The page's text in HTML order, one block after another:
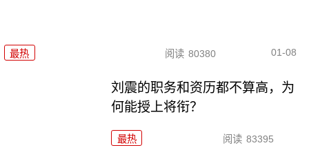
最热 阅读 80380 01-08
刘震的职务和资历都不算高，为
何能授上将衔？
最热 阅读 83395